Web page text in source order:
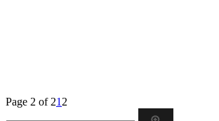
Page 2 of 21 2